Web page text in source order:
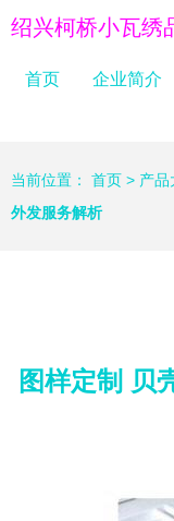
绍兴柯桥小瓦绣
首页 企业简介
当前位置： 首页 > 产品
外发服务解析
图样定制 贝